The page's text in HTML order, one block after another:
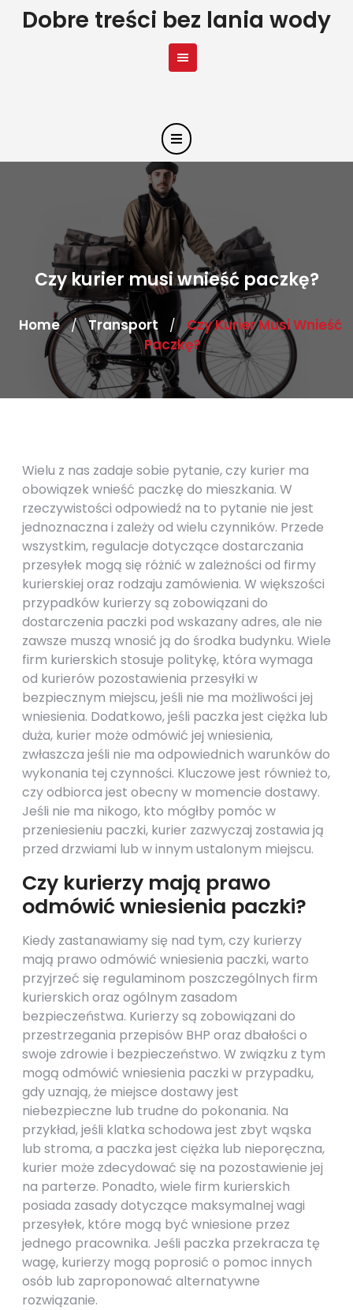
SkipDobre treści bez lania wody
Czy kurier musi wnieść paczkę?
Home / Transport / Czy Kurier Musi Wnieść
Paczkę?
Wielu z nas zadaje sobie pytanie, czy kurier ma
obowiązek wnieść paczkę do mieszkania. W
rzeczywistości odpowiedź na to pytanie nie jest
jednoznaczna i zależy od wielu czynników. Przede
wszystkim, regulacje dotyczące dostarczania
przesyłek mogą się różnić w zależności od firmy
kurierskiej oraz rodzaju zamówienia. W większości
przypadków kurierzy są zobowiązani do
dostarczenia paczki pod wskazany adres, ale nie
zawsze muszą wnosić ją do środka budynku. Wiele
firm kurierskich stosuje politykę, która wymaga
od kurierów pozostawienia przesyłki w
bezpiecznym miejscu, jeśli nie ma możliwości jej
wniesienia. Dodatkowo, jeśli paczka jest ciężka lub
duża, kurier może odmówić jej wniesienia,
zwłaszcza jeśli nie ma odpowiednich warunków do
wykonania tej czynności. Kluczowe jest również to,
czy odbiorca jest obecny w momencie dostawy.
Jeśli nie ma nikogo, kto mógłby pomóc w
przeniesieniu paczki, kurier zazwyczaj zostawia ją
przed drzwiami lub w innym ustalonym miejscu.
Czy kurierzy mają prawo
odmówić wniesienia paczki?
Kiedy zastanawiamy się nad tym, czy kurierzy
mają prawo odmówić wniesienia paczki, warto
przyjrzeć się regulaminom poszczególnych firm
kurierskich oraz ogólnym zasadom
bezpieczeństwa. Kurierzy są zobowiązani do
przestrzegania przepisów BHP oraz dbałości o
swoje zdrowie i bezpieczeństwo. W związku z tym
mogą odmówić wniesienia paczki w przypadku,
gdy uznają, że miejsce dostawy jest
niebezpieczne lub trudne do pokonania. Na
przykład, jeśli klatka schodowa jest zbyt wąska
lub stroma, a paczka jest ciężka lub nieporęczna,
kurier może zdecydować się na pozostawienie jej
na parterze. Ponadto, wiele firm kurierskich
posiada zasady dotyczące maksymalnej wagi
przesyłek, które mogą być wniesione przez
jednego pracownika. Jeśli paczka przekracza tę
wagę, kurierzy mogą poprosić o pomoc innych
osób lub zaproponować alternatywne
rozwiązanie.